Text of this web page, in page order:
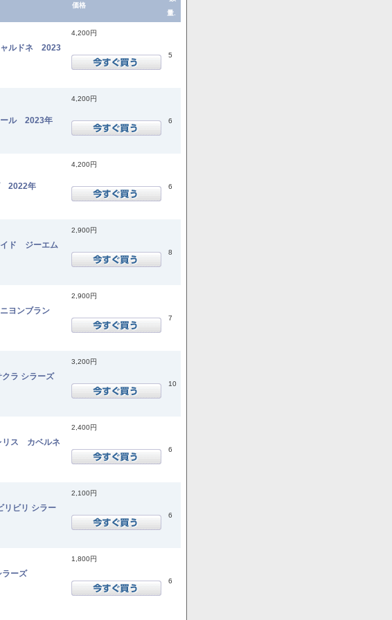
価格
量.
ルドネ 2023
4,200円
5
ール 2023年
4,200円
6
2022年
4,200円
6
ド ジーエム
2,900円
8
ヨンブラン
2,900円
7
クラ シラーズ
3,200円
10
リス カベルネ
2,400円
6
ビリ シラー
2,100円
6
ラーズ
1,800円
6